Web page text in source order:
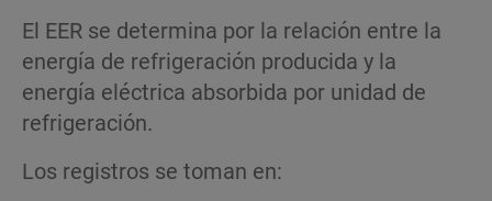
El EER se determina por la relación entre la
energía de refrigeración producida y la
energía eléctrica absorbida por unidad de
refrigeración.
Los registros se toman en: